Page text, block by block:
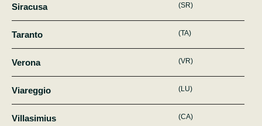
Siracusa (SR)
Taranto (TA)
Verona (VR)
Viareggio (LU)
Villasimius (CA)